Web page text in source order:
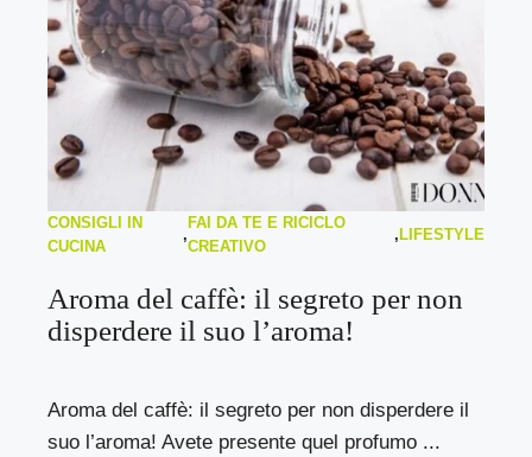
CONSIGLI IN
CUCINA
,
FAI DA TE E RICICLO
CREATIVO
,LIFESTYLE
Aroma del caffè: il segreto per non
disperdere il suo l’aroma!
Aroma del caffè: il segreto per non disperdere il
suo l’aroma! Avete presente quel profumo ...